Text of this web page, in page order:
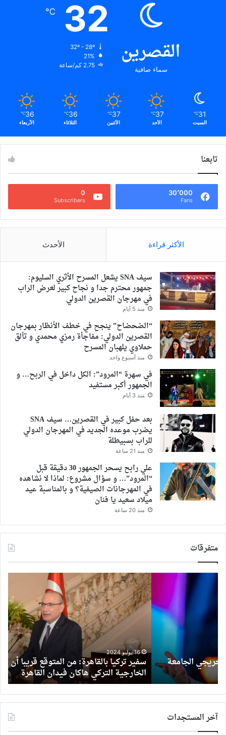
القصرين
سماء صافية
32
℃
21%
2.75 كم/ساعة
31
℃
السبت
37
℃
الأحد
37
℃
الأثنين
36
℃
الثلاثاء
36
℃
الأربعاء
تابعنا
30٬000
Fans
0
Subscribers
الأكثر قراءة الأحدث
سيف SNA يشعل المسرح الأثري السليوم:
جمهور محترم جدا و نجاح كبير لعرض الراب
في مهرجان القصرين الدولي
منذ 5 أيام
“الضحضاح” ينجح في خطف الأنظار بمهرجان
القصرين الدولي: مفاجأة رمزي محمدي و تألق
حملاوي يلهبان المسرح
منذ أسبوع واحد
في سهرة “المرود”: الكل داخل في الربح… و
الجمهور أكبر مستفيد
منذ 3 أيام
بعد حفل كبير في القصرين… سيف SNA
يضرب موعده الجديد في المهرجان الدولي
للراب بسبيطلة
منذ 21 ساعة
علي رابح يسحر الجمهور 30 دقيقة قبل
“المرود”… و سؤال مشروع: لماذا لا نشاهده
في المهرجانات الصيفية؟ و بالمناسبة عيد
ميلاد سعيد يا فنان
منذ 20 ساعة
متفرقات
سفير
المتوقع
وزير
الخارجية
التركي
هاكان
فيدان
القاهرة
سفير تركيا بالقاهرة: من المتوقع قريبا أن يزور وزير
الخارجية التركي هاكان فيدان القاهرة
آخر المستجدات